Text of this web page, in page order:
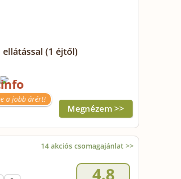
(1 éjtől)
a jobb árért!
Megnézem >>
14 akciós csomagajánlat >>
4.8